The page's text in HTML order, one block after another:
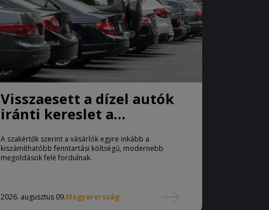
Visszaesett a dízel autók
iránti kereslet a
A szakértők szerint a vásárlók egyre inkább a
kiszámíthatóbb fenntartási költségű, modernebb
megoldások felé fordulnak.
2026. augusztus 09.Magyarország